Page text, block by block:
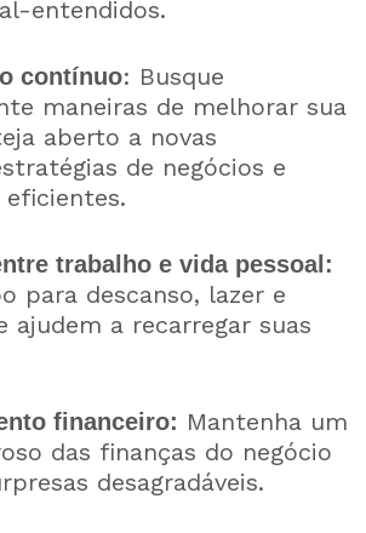
entendidos.
contínuo: Busque
maneiras de melhorar sua
aberto a novas
de negócios e
trabalho e vida pessoal:
para descanso, lazer e
ajudem a recarregar suas
financeiro: Mantenha um
das finanças do negócio
desagradáveis.